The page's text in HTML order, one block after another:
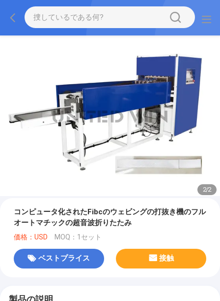
2/2
コンピュータ化されたFibcのウェビングの打抜き機のフル
オートマチックの超音波折りたたみ
価格：USD MOQ：1セット
ベストプライス 接触